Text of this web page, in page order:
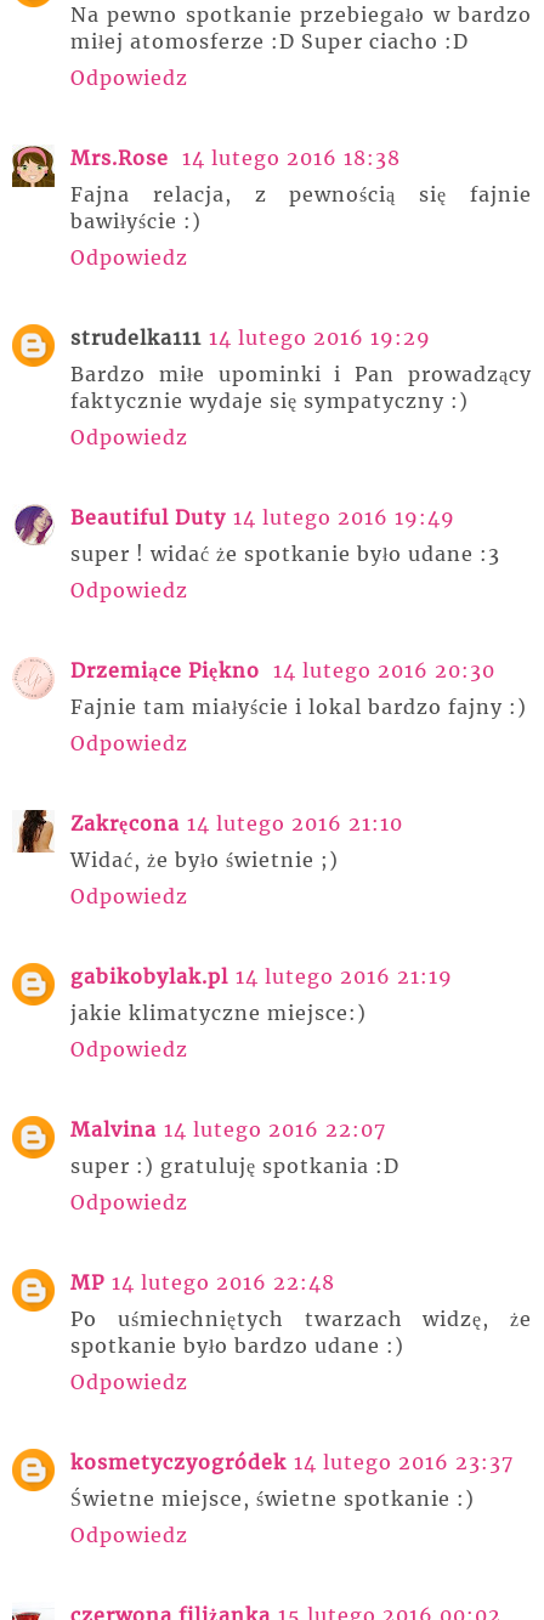
Na pewno spotkanie przebiegało w bardzo
miłej atomosferze :D Super ciacho :D
Odpowiedz
Mrs.Rose 14 lutego 2016 18:38
Fajna relacja, z pewnością się fajnie
bawiłyście :)
Odpowiedz
strudelka111 14 lutego 2016 19:29
Bardzo miłe upominki i Pan prowadzący
faktycznie wydaje się sympatyczny :)
Odpowiedz
Beautiful Duty 14 lutego 2016 19:49
super ! widać że spotkanie było udane :3
Odpowiedz
Drzemiące Piękno 14 lutego 2016 20:30
Fajnie tam miałyście i lokal bardzo fajny :)
Odpowiedz
Zakręcona 14 lutego 2016 21:10
Widać, że było świetnie ;)
Odpowiedz
gabikobylak.pl 14 lutego 2016 21:19
jakie klimatyczne miejsce:)
Odpowiedz
Malvina 14 lutego 2016 22:07
super :) gratuluję spotkania :D
Odpowiedz
MP 14 lutego 2016 22:48
Po uśmiechniętych twarzach widzę, że
spotkanie było bardzo udane :)
Odpowiedz
kosmetyczyogródek 14 lutego 2016 23:37
Świetne miejsce, świetne spotkanie :)
Odpowiedz
czerwona filiżanka 15 lutego 2016 00:02